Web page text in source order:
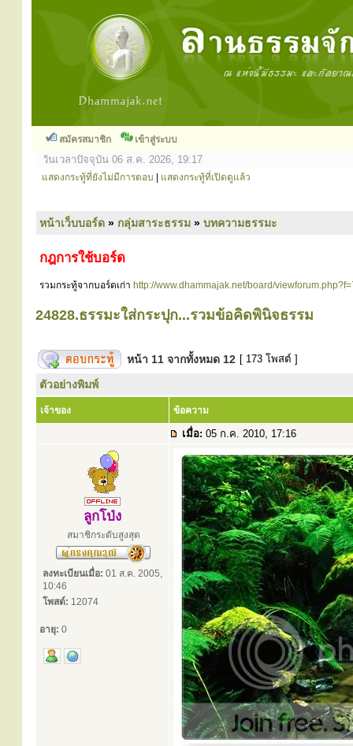
สมัครสมาชิก เข้าสู่ระบบ
วันเวลาปัจจุบัน 06 ส.ค. 2026, 19:17
แสดงกระทู้ที่ยังไม่มีการตอบ แสดงกระทู้ที่เปิดดูแล้ว
หน้าเว็บบอร์ด » กลุ่มสาระธรรม » บทความธรรมะ
กฎการใช้บอร์ด
รวมกระทู้จากบอร์ดเก่า http://www.dhammajak.net/board/
24828.ธรรมะใส่กระปุก...รวมข้อคิดพินิจธรรม
หน้า 11 จากทั้งหมด 12 [ 173 โพสต์ ]
ตัวอย่างพิมพ์
เจ้าของ ข้อความ
เมื่อ: 05 ก.ค. 2010, 17:16
ลูกโป่ง
สมาชิกระดับสูงสุด
ลงทะเบียนเมื่อ: 01 ส.ค. 2005,
10:46
โพสต์: 12074
อายุ: 0